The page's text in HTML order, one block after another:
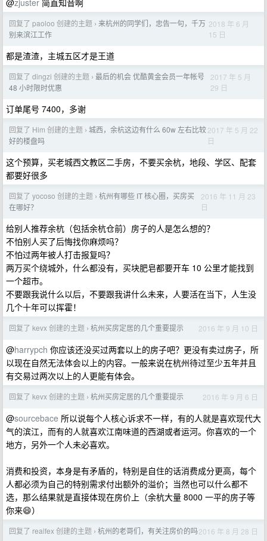
@zjuster 简直知音啊
回复了 paoloo 创建的主题 › 来杭州的同学们，忠告一句，千万
别来滨江工作
2018 年 6 月
15 日
都是渣渣，主城五区才是王道
回复了 dingzi 创建的主题 › 最后的机会 优酷黄金会员一年帐号
48 小时限时优惠
2017 年 5 月
29 日
订单尾号 7400，多谢
回复了 Him 创建的主题 › 城西，余杭这边有什么 60w 左右比较
好的楼盘吗
2017 年 5 月 22
日
这个预算，买老城西文教区二手房，不要买余杭，地段、学区、配套
都要好很多
回复了 yocoso 创建的主题 › 杭州有哪些 IT 核心圈，买房买
在哪好？
2016 年 11 月 23
日
给别人推荐余杭（包括余杭仓前）房子的人是怎么想的？
不怕别人买了后悔找你麻烦吗？
不怕过两年被人打击报复吗？
两万买个绕城外，什么都没有，买块肥皂都要开车 10 公里才能找到
一个超市。
不要跟我说什么以后，不要跟我讲什么未来，人要活在当下，人生没
几个十年可以挥霍！
回复了 kevx 创建的主题 › 杭州买房定居的几个重要提示 2016 年 9 月 10 日
@harrypch 你应该还没买过两套以上的房子吧？更没有卖过房子，所
以现在自然无法体会以上的内容。一般来说在杭州待过至少五年并且
有交易过两次以上的人更能有体会。
回复了 kevx 创建的主题 › 杭州买房定居的几个重要提示 2016 年 9 月 6 日
@sourcebace 所以说每个人核心诉求不一样，有的人就是喜欢现代大
气的滨江，而有的人就喜欢江南味道的西湖或者运河。你喜欢的一个
地方，另外一个人未必喜欢。
消费和投资，本身是有矛盾的，特别是自住的话消费成分更高，每个
人都必须为自己的特别需求付出额外的溢价；当然也可以什么都不
选，那么结果就是直接体现在房价上（余杭大量 8000 一平的房子等
你来😄）
回复了 realfex 创建的主题 › 杭州的老哥们，有关注房价的吗2016 年 8 月 28 日